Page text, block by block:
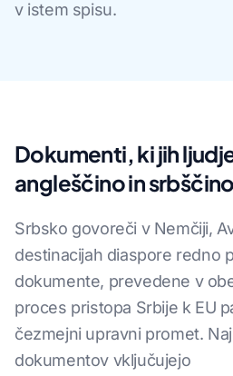
v istem spisu.
Dokumenti, ki jih
angleščino in srbščino
Srbsko govoreči v Nemčiji,
destinacijah diaspore redno
dokumente, prevedene v
proces pristopa Srbije k EU
čezmejni upravni promet.
dokumentov vključujejo